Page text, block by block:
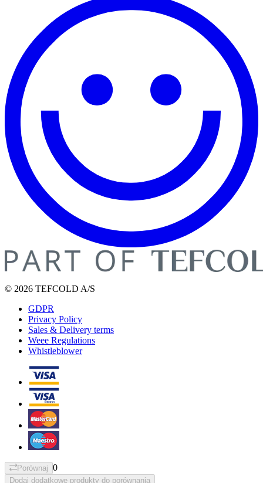
© 2026 TEFCOLD A/S
GDPR
Privacy Policy
Sales & Delivery terms
Weee Regulations
Whistleblower
Porównaj 0
Dodaj dodatkowe produkty do porównania